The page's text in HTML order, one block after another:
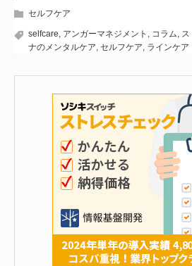
セルフケア
selfcare アンガーマネジメント コラム
ナのメンタルケア セルフケア ラインケア